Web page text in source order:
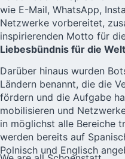
wie E-Mail, WhatsApp,
Netzwerke vorbereitet,
inspirierenden Motto für
Liebesbündnis für die
Darüber hinaus wurden
Ländern benannt, die die
fördern und die Aufgabe
mobilisieren und
in möglichst alle Bereiche
werden bereits auf
Polnisch und Englisch